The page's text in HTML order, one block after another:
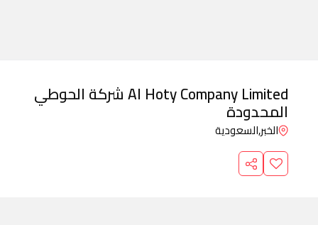
Al Hoty Company Limited شركة الحوطي
المحدودة
الخبر,السعودية